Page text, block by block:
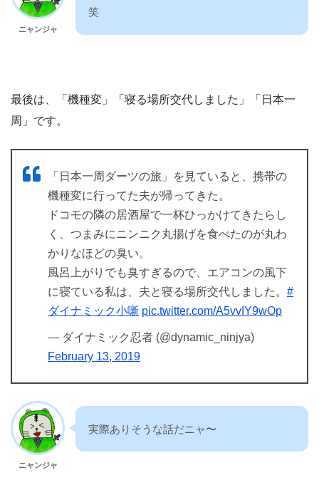
ニャンジャ
笑
最後は、「機種変」「寝る場所交代しました」「日本一
周」です。
「日本一周ダーツの旅」を見ていると、携帯の
機種変に行ってた夫が帰ってきた。
ドコモの隣の居酒屋で一杯ひっかけてきたらし
く、つまみにニンニク丸揚げを食べたのが丸わ
かりなほどの臭い。
風呂上がりでも臭すぎるので、エアコンの風下
に寝ている私は、夫と寝る場所交代しました。 #
ダイナミック小噺 pic.twitter.com/A5vvIY9wOp
— ダイナミック忍者 (@dynamic_ninjya)
February 13, 2019
ニャンジャ
実際ありそうな話だニャ〜